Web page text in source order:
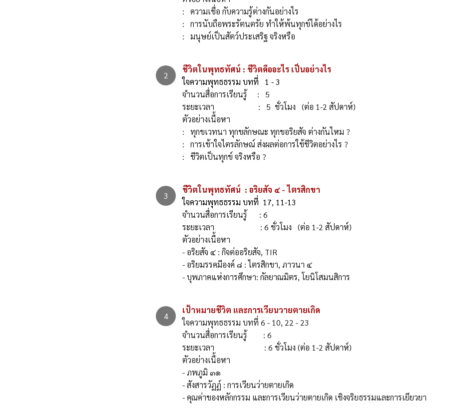
: ความเชื่อ กับความรู้ต่างกันอย่างไร
: การนับถือพระรัตนตรัย ทำให้พ้นทุกข์ได้อย่างไร
: มนุษย์เป็นสัตว์ประเสริฐ จริงหรือ
ชีวิตในพุทธทัศน์ : ชีวิตคืออะไร เป็นอย่างไร
ใจความพุทธธรรม บทที่ 1 - 3
จำนวนสื่อการเรียนรู้ : 5
ระยะเวลา : 5 ชั่วโมง (ต่อ 1-2 สัปดาห์)
ตัวอย่างเนื้อหา
: ทุกขเวทนา ทุกขลักษณะ ทุกขอริยสัจ ต่างกันไหม ?
: การเช้าใจไตรลักษณ์​ ส่งผลต่อการใช้ชีวิตอย่างไร ?
: ชีวิตเป็นทุกข์ จริงหรือ ?
ชีวิตในพุทธทัศน์ : อริยสัจ ๔ - ไตรสิกขา
ใจความพุทธธรรม บทที่ 17, 11-13
จำนวนสื่อการเรียนรู้ : 6
ระยะเวลา : 6 ชั่วโมง (ต่อ 1-2 สัปดาห์)
ตัวอย่างเนื้อหา
- อริยสัจ ๔ : กิจต่ออริยสัจ, TIR
- อริยมรรคมีองค์ ๘ : ไตรสิกขา, ภาวนา ๔
- บุพภาคแห่งการศึกษา: กัลยาณมิตร, โยนิโสมนสิการ
เป้าหมายชีวิต และการเวียนวายตายเกิด
ใจความพุทธธรรม บทที่ 6 - 10, 22 - 23
จำนวนสื่อการเรียนรู้ : 6
ระยะเวลา : 6 ชั่วโมง (ต่อ 1-2 สัปดาห์)
ตัวอย่างเนื้อหา
- ภพภูมิ ๓๑
- สังสารวัฏฏ์ : การเวียนว่ายตายเกิด
- คุณค่าของหลักกรรม และการเวียนว่ายตายเกิด เชิงจริยธรรมและการเยียวยา